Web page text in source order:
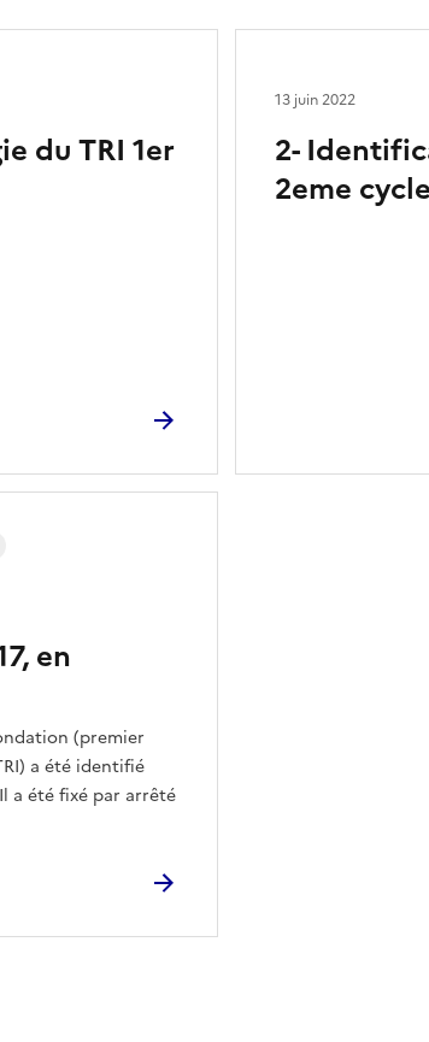
du TRI 1er
2-
2eme cycle
13 juin 2022
en
(premier
a été identifié
a été fixé par arrêté